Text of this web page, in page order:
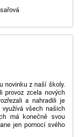
novinku z naší školy.
provoz zcela nových
a nahradili je
všech našich
má konečně svou
jen pomocí svého